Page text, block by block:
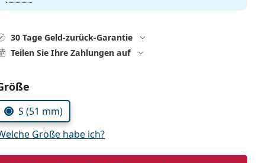
30 Tage Geld-zurück-Garantie
Teilen Sie Ihre Zahlungen auf
wählen
S (51 mm)
Größe habe ich?